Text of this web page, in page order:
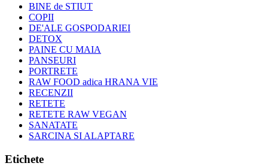
BINE de STIUT
COPII
DE'ALE GOSPODARIEI
DETOX
PAINE CU MAIA
PANSEURI
PORTRETE
RAW FOOD adica HRANA VIE
RECENZII
RETETE
RETETE RAW VEGAN
SANATATE
SARCINA SI ALAPTARE
Etichete